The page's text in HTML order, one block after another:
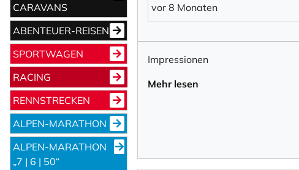
CARAVANS
ABENTEUER-REISEN
SPORTWAGEN
RACING
RENNSTRECKEN
ALPEN-MARATHON
ALPEN-MARATHON
„7 | 6 | 50“
vor 8 Monaten
Impressionen
Mehr lesen